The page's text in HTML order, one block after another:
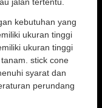
kebutuhan yang
ukuran tinggi
ukuran tinggi
stick cone
syarat dan
perundang